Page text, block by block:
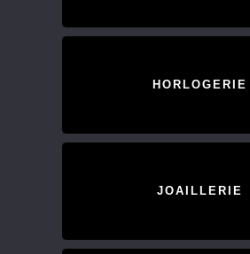
HORLOGERIE
JOAILLERIE